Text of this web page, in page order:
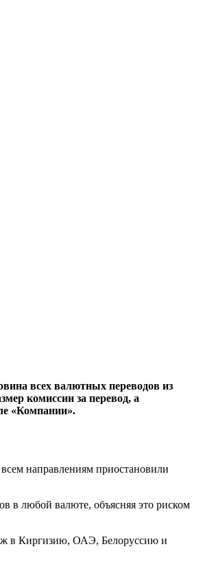
всех валютных переводов из
комиссии за перевод, а
«Компании».
направлениям приостановили
в любой валюте, объясняя это риском
в Киргизию, ОАЭ, Белоруссию и